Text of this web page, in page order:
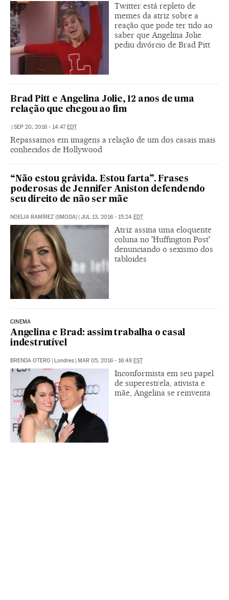
Twitter está repleto de
memes da atriz sobre a
reação que pode ter tido ao
saber que Angelina Jolie
pediu divórcio de Brad Pitt
Brad Pitt e Angelina Jolie, 12 anos de uma
relação que chegou ao fim
SEP 20, 2016 - 14:47 EDT
Repassamos em imagens a relação de um dos casais mais
conhecidos de Hollywood
“Não estou grávida. Estou farta”. Frases
poderosas de Jennifer Aniston defendendo
seu direito de não ser mãe
NOELIA RAMÍREZ (SMODA) JUL 13, 2016 - 15:24 EDT
Atriz assina uma eloquente
coluna no 'Huffington Post'
denunciando o sexismo dos
tabloides
CINEMA
Angelina e Brad: assim trabalha o casal
indestrutível
BRENDA OTERO Londres MAR 05, 2016 - 16:48 EST
Inconformista em seu papel
de superestrela, ativista e
mãe, Angelina se reinventa